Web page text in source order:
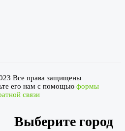
Все права защищены
его нам с помощью формы
связи
Выберите город